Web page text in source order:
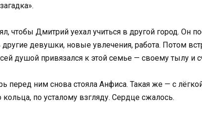
чтобы Дмитрий уехал учиться в другой город. Он
девушки, новые увлечения, работа. Потом
душой привязался к этой семье — своему тылу и
перед ним снова стояла Анфиса. Такая же — с
кольца, по усталому взгляду. Сердце сжалось.